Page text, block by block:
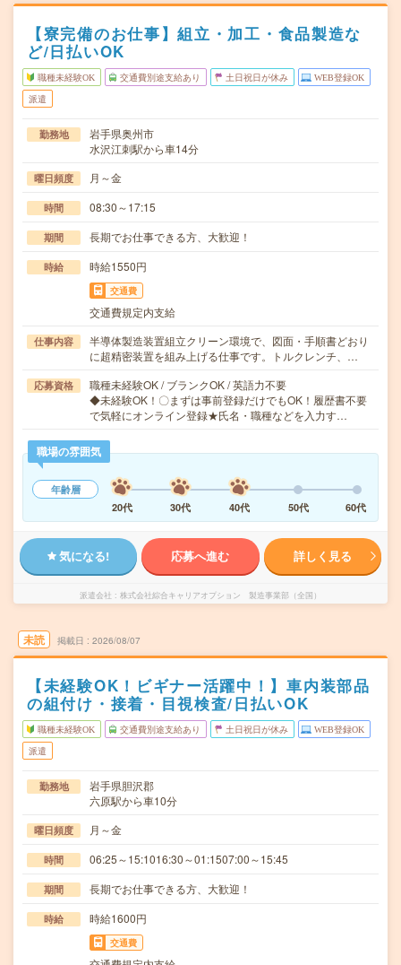
【寮完備のお仕事】組立・加工・食品製造な
ど/日払いOK
職種未経験OK 交通費別途支給あり 土日祝日が休み WEB登録OK
派遣
勤務地
岩手県奥州市
水沢江刺駅から車14分
曜日頻度 月～金
時間 08:30～17:15
期間 長期でお仕事できる方、大歓迎！
時給 時給1550円
交通費
交通費規定内支給
仕事内容
半導体製造装置組立クリーン環境で、図面・手順書どおり
に超精密装置を組み上げる仕事です。トルクレンチ、…
応募資格
職種未経験OK / ブランクOK / 英語力不要
◆未経験OK！〇まずは事前登録だけでもOK！履歴書不要
で気軽にオンライン登録★氏名・職種などを入力す…
職場の雰囲気
年齢層
20代
30代 40代 50代 60代
気になる! 応募へ進む 詳しく見る
派遣会社 株式会社綜合キャリアオプション 製造事業部（全国）
未読 掲載日 2026/08/07
【未経験OK！ビギナー活躍中！】車内装部品
の組付け・接着・目視検査/日払いOK
職種未経験OK 交通費別途支給あり 土日祝日が休み WEB登録OK
派遣
勤務地
岩手県胆沢郡
六原駅から車10分
曜日頻度 月～金
時間 06:25～15:1016:30～01:1507:00～15:45
期間 長期でお仕事できる方、大歓迎！
時給 時給1600円
交通費